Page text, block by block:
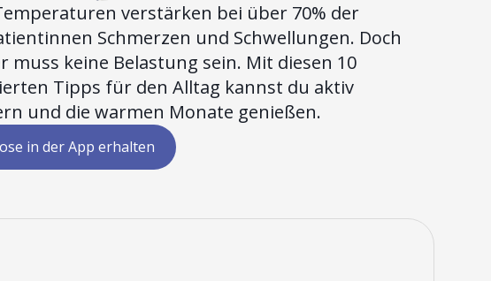
verstärken bei über 70% der
Schmerzen und Schwellungen. Doch
muss keine Belastung sein. Mit diesen 10
Tipps für den Alltag kannst du aktiv
und die warmen Monate genießen.
in der App erhalten